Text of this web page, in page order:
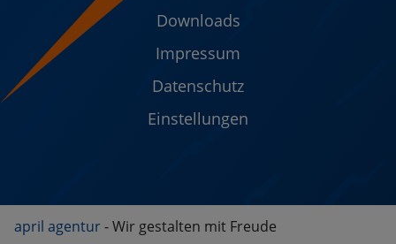
Downloads
Impressum
Datenschutz
Einstellungen
april agentur- Wir gestalten mit Freude